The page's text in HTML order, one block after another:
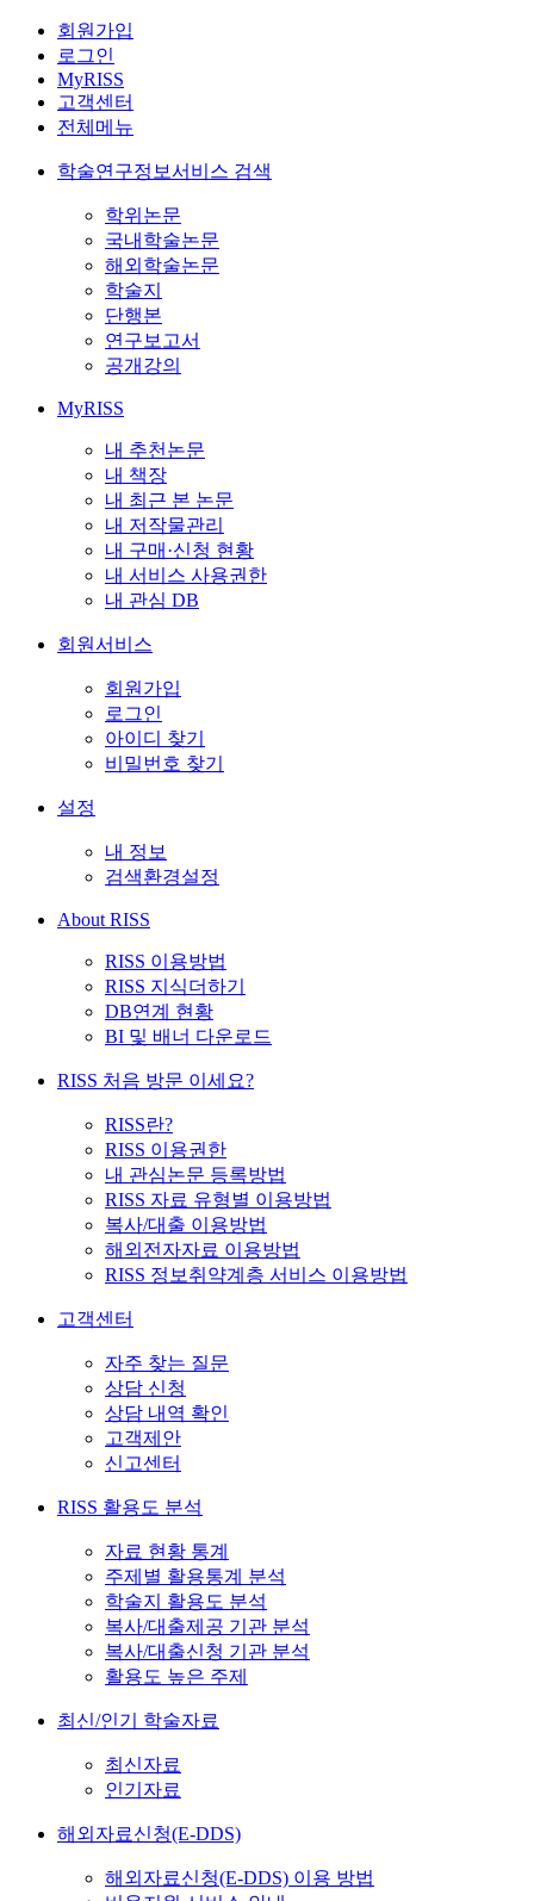
회원가입
로그인
MyRISS
고객센터
전체메뉴
학술연구정보서비스 검색
학위논문
국내학술논문
해외학술논문
학술지
단행본
연구보고서
공개강의
MyRISS
내 추천논문
내 책장
내 최근 본 논문
내 저작물관리
내 구매·신청 현황
내 서비스 사용권한
내 관심 DB
회원서비스
회원가입
로그인
아이디 찾기
비밀번호 찾기
설정
내 정보
검색환경설정
About RISS
RISS 이용방법
RISS 지식더하기
DB연계 현황
BI 및 배너 다운로드
RISS 처음 방문 이세요?
RISS란?
RISS 이용권한
내 관심논문 등록방법
RISS 자료 유형별 이용방법
복사/대출 이용방법
해외전자자료 이용방법
RISS 정보취약계층 서비스 이용방법
고객센터
자주 찾는 질문
상담 신청
상담 내역 확인
고객제안
신고센터
RISS 활용도 분석
자료 현황 통계
주제별 활용통계 분석
학술지 활용도 분석
복사/대출제공 기관 분석
복사/대출신청 기관 분석
활용도 높은 주제
최신/인기 학술자료
최신자료
인기자료
해외자료신청(E-DDS)
해외자료신청(E-DDS) 이용 방법